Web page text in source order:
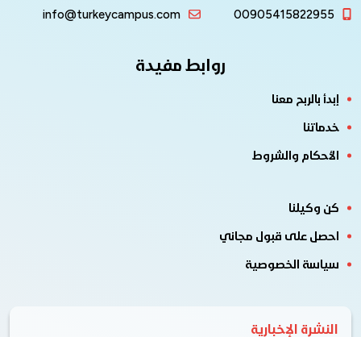
00905415822955
info@turkeycampus.com
روابط مفيدة
إبدأ بالربح معنا
خدماتنا
الأحكام والشروط
كن وكيلنا
احصل على قبول مجاني
سياسة الخصوصية
النشرة الإخبارية